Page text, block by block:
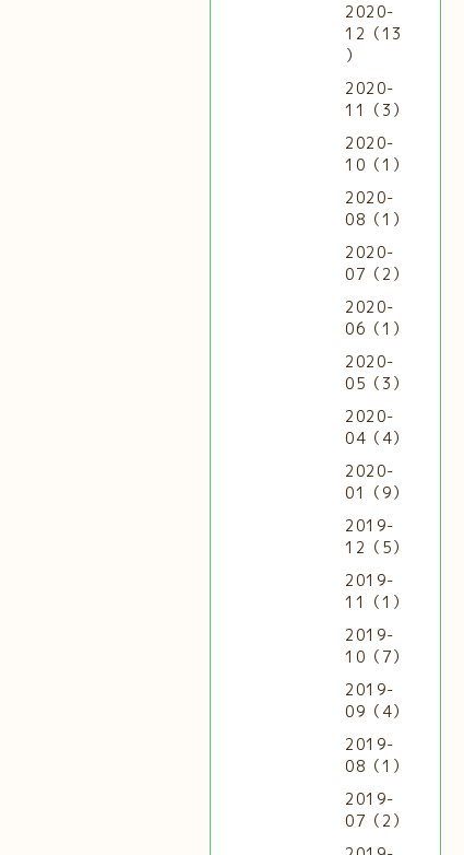
2020-
12（13
）
2020-
11（3）
2020-
10（1）
2020-
08（1）
2020-
07（2）
2020-
06（1）
2020-
05（3）
2020-
04（4）
2020-
01（9）
2019-
12（5）
2019-
11（1）
2019-
10（7）
2019-
09（4）
2019-
08（1）
2019-
07（2）